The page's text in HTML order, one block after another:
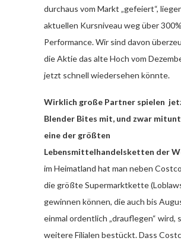
durchaus vom Markt „gefeiert“,
aktuellen Kursniveau weg über 300%
Performance. Wir sind davon
die Aktie das alte Hoch vom
jetzt schnell wiedersehen könnte.
Wirklich große Partner spielen
Blender Bites mit, und zwar
eine der größten
Lebensmittelhandelsketten der
im Heimatland hat man neben
die größte Supermarktkette
gewinnen können, die auch bis
einmal ordentlich „drauflegen“ wird,
weitere Filialen bestückt. Dass